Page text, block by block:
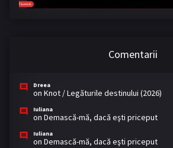
Comentarii
Dreea
on Knot / Legăturile destinului (2026)
Iuliana
on Demască-mă, dacă eşti priceput
Iuliana
on Demască-mă, dacă eşti priceput